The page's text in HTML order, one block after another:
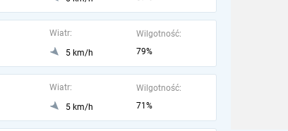
Wiatr:
5 km/h
Wilgotność:
79%
Wiatr:
5 km/h
Wilgotność:
71%